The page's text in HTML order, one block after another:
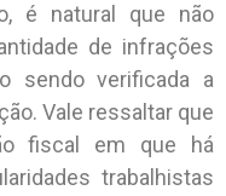
é natural que não
de infrações
sendo verificada a
Vale ressaltar que
fiscal em que há
trabalhistas